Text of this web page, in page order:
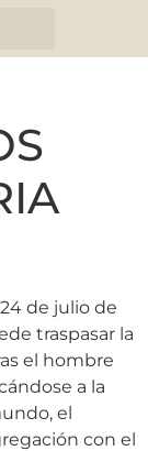
de julio de
traspasar la
el hombre
a la
el
con el